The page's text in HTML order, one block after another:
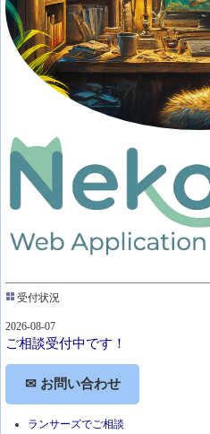
受付状況
2026-08-07
ご相談受付中です！
✉ お問い合わせ
ランサーズでご相談